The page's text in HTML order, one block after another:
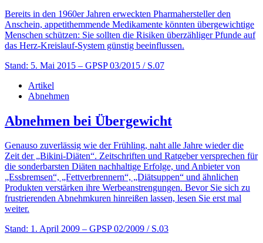
Bereits in den 1960er Jahren erweckten Pharmahersteller den
Anschein, appetithemmende Medikamente könnten übergewichtige
Menschen schützen: Sie sollten die Risiken überzähliger Pfunde auf
das Herz-Kreislauf-System günstig beeinflussen.
Stand: 5. Mai 2015 – GPSP 03/2015 / S.07
Artikel
Abnehmen
Abnehmen bei Übergewicht
Genauso zuverlässig wie der Frühling, naht alle Jahre wieder die
Zeit der „Bikini-Diäten“. Zeitschriften und Ratgeber versprechen für
die sonderbarsten Diäten nachhaltige Erfolge, und Anbieter von
„Essbremsen“, „Fettverbrennern“, „Diätsuppen“ und ähnlichen
Produkten verstärken ihre Werbeanstrengungen. Bevor Sie sich zu
frustrierenden Abnehmkuren hinreißen lassen, lesen Sie erst mal
weiter.
Stand: 1. April 2009 – GPSP 02/2009 / S.03